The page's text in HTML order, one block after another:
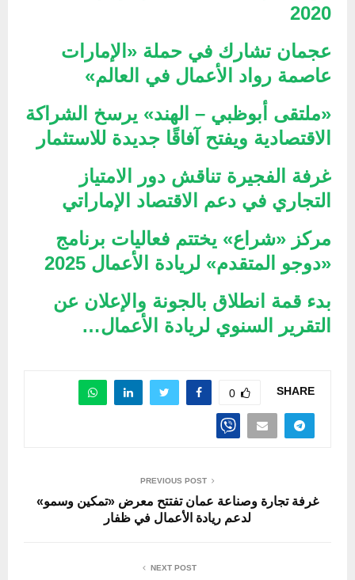
2020
عجمان تشارك في حملة «الإمارات
عاصمة رواد الأعمال في العالم»
«ملتقى أبوظبي – الهند» يرسخ الشراكة
الاقتصادية ويفتح آفاقًا جديدة للاستثمار
غرفة الفجيرة تناقش دور الامتياز
التجاري في دعم الاقتصاد الإماراتي
مركز «شراع» يختتم فعاليات برنامج
«دوجو المتقدم» لريادة الأعمال 2025
بدء قمة انطلاق بالجونة والإعلان عن
التقرير السنوي لريادة الأعمال…
SHARE
0
PREVIOUS POST
غرفة تجارة وصناعة عمان تفتتح معرض «تمكين وسمو»
لدعم ريادة الأعمال في ظفار
NEXT POST